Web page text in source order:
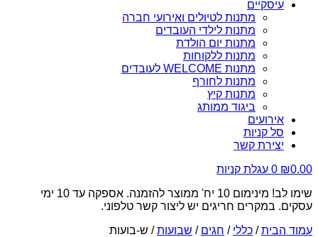
עיסקיים
מתנות לטיולים ואירועי חברה
מתנות לילדי העובדים
מתנות יום הולדת
מתנות ללקוחות
מתנות WELCOME לעובדים
מתנות לחורף
מתנות קיץ
ביגוד ממותג
אירועים
סל קניות
יצירת קשר
₪0.00
0 עגלת קניות
שימו לב! מינימום 10 יח' ממוצר להזמנה. אספקה עד 10 ימי
עסקים. במקרים חריגים יש ליצור קשר טלפוני.
עמוד הבית/ כללי / חגים / שבועות/ ש-בועות